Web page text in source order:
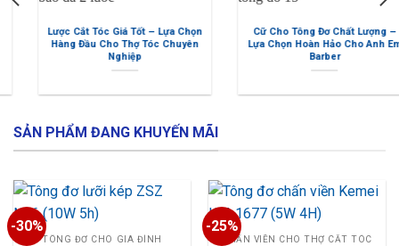
Cữ Cho Tông Đơ Chất Lượng –
Lựa Chọn Hoàn Hảo Cho Anh Em
Barber
Bộ Kéo Cắt Tóc Moren (M1) Cao
Cấp – Tặng Kèm Bao Da Đựng
Kéo + Lược Tony&Guy
SẢN PHẨM ĐANG KHUYẾN MÃI
-30%
TÔNG ĐƠ CHO GIA ĐÌNH
-25%
CHẤN VIỀN CHO THỢ CẮT TÓC